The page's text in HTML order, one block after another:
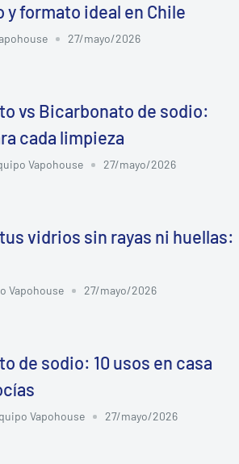
formato ideal en Chile
27/mayo/2026
vs Bicarbonato de sodio:
cada limpieza
Vapohouse 27/mayo/2026
vidrios sin rayas ni huellas:
Vapohouse 27/mayo/2026
de sodio: 10 usos en casa
Vapohouse 27/mayo/2026